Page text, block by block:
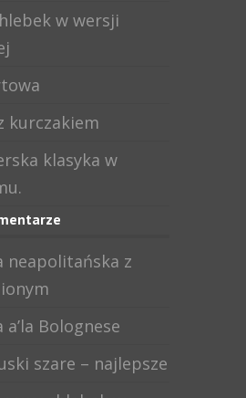
w wersji
kurczakiem
klasyka w
neapolitańska z
a’la Bolognese
szare – najlepsze